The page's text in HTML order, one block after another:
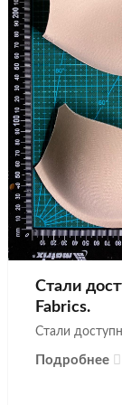
Стали
Fabrics.
Стали
Подробнее